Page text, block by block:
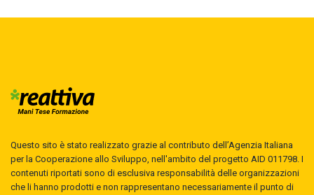
Questo sito è stato realizzato grazie al contributo dell’Agenzia Italiana
per la Cooperazione allo Sviluppo, nell'ambito del progetto AID 011798. I
contenuti riportati sono di esclusiva responsabilità delle organizzazioni
che li hanno prodotti e non rappresentano necessariamente il punto di